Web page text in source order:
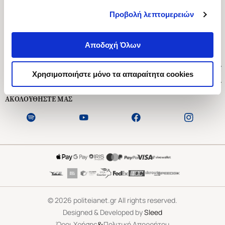
Προβολή λεπτομερειών
Αποδοχή Όλων
Χρησιμοποιήστε μόνο τα απαραίτητα cookies
Ασκληπιού 1-3, Αθήνα 106 79
Δευτέρα - Παρασκευή 09:00-21:00
Εξυπηρέτηση Πελατών
ΑΚΟΛΟΥΘΗΣΤΕ ΜΑΣ
©2026 politeianet.gr All rights reserved.
Designed & Developed bySleed